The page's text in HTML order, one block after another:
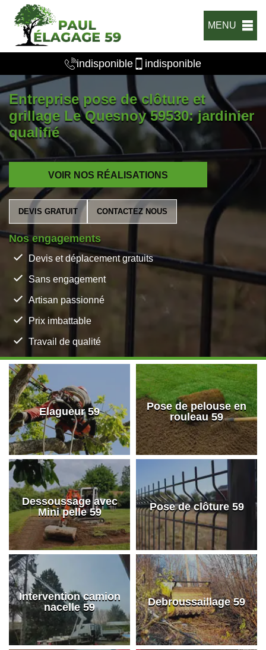
MENU
indisponible indisponible
Entreprise pose de clôture et
grillage Le Quesnoy 59530: jardinier
qualifié
VOIR NOS RÉALISATIONS
DEVIS GRATUIT CONTACTEZ NOUS
Nos engagements
Devis et déplacement gratuits
Sans engagement
Artisan passionné
Prix imbattable
Travail de qualité
Elagueur 59
Pose de pelouse en
rouleau 59
Dessoussage avec
Mini pelle 59
Pose de clôture 59
Intervention camion
nacelle 59
Debroussaillage 59